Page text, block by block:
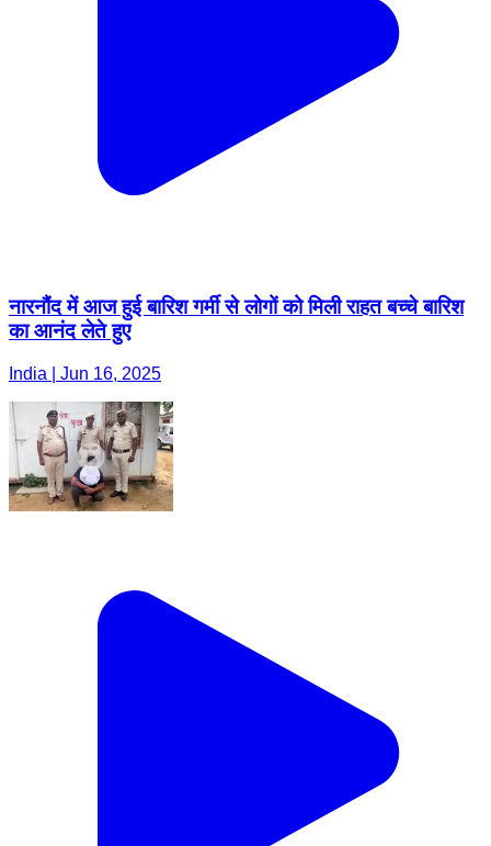
नारनौंद में आज हुई बारिश गर्मी से लोगों को मिली राहत बच्चे बारिश
का आनंद लेते हुए
India | Jun 16, 2025